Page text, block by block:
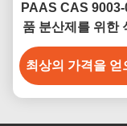
PAAS CAS 9003-
품 분산제를 위한
급 백색 분말 폴리
산 나트륨
최상의 가격을 얻